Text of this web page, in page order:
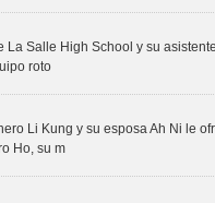
Salle High School y su
roto
Li Kung y su esposa Ah Ni le
Ho, su m